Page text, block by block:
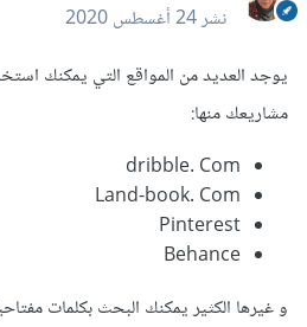
نشر24 أغسطس 2020
يوجد العديد من المواقع التي يمكنك
مشاريعك منها:
dribble. Com
Land-book. Com
Pinterest
Behance
و غيرها الكثير يمكنك البحث بكلمات